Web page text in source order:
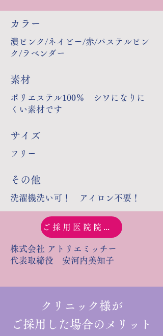
カラー
濃ピンク/ネイビー/赤/パステルピン
ク/ラベンダー
​素材
ポリエステル100％ シワになりに
くい素材です
サイズ
フリー
その他
洗濯機洗い可！ アイロン不要！
ご採用医院院長の推薦文
株式会社 アトリエミッチー
代表取締役 安河内美知子
クリニック様が
ご採用した場合のメリット